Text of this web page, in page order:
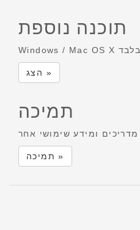
תוכנה נוספת
Windows / Mac OS X בלבד
הצג »
תמיכה
מדריכים ומידע שימושי אחר
תמיכה »